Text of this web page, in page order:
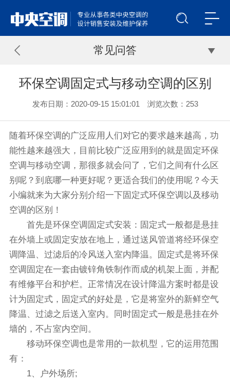
常见问答
环保空调固定式与移动空调的区别
发布日期：2020-09-15 15:01:01 浏览次数： 253
随着环保空调的广泛应用人们对它的要求越来越高，功
能性越来越强大，目前比较广泛应用到的就是固定环保
空调与移动空调，那很多就会问了，它们之间有什么区
别呢？到底哪一种更好呢？更适合我们的使用呢？今天
小编就来为大家分别介绍一下固定式环保空调以及移动
空调的区别！
首先是环保空调固定式安装：固定式一般都是悬挂
在外墙上或固定安放在地上，通过送风管道将经环保空
调降温、过滤后的冷风送入室内降温。固定式是将环保
空调固定在一套由镀锌角铁制作而成的机架上面，并配
有维修平台和护栏。正常情况在设计降温方案时都是设
计为固定式，固定式的好处是，它是将室外的新鲜空气
降温、过滤之后送入室内。同时固定式一般是悬挂在外
墙的，不占室内空间。
移动环保空调也是常用的一款机型，它的运用范围
有：
1、户外场所;